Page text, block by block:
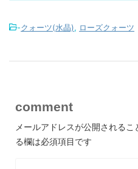
-クォーツ(水晶), ローズクォーツ
comment
メールアドレスが公開されるこ
る欄は必須項目です